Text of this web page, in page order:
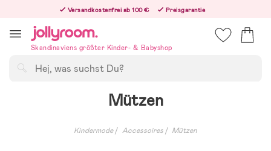
innehållet
Versandkostenfrei ab 100 €
Preisgarantie
Bestelle jetzt – wir versenden noch am selben Werktag!
Skandinaviens größter Kinder- & Babyshop
Mützen
Kindermode Accessoires Mützen